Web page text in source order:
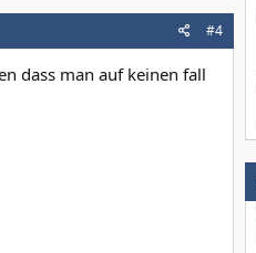
#4
dass man auf keinen fall